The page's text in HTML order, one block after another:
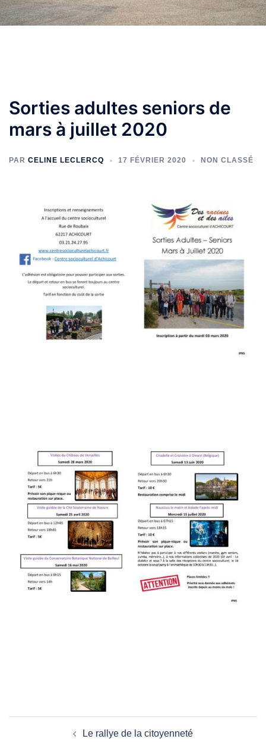
Sorties adultes seniors de
mars à juillet 2020
PAR CELINE LECLERCQ 17 FÉVRIER 2020 NON CLASSÉ
Le rallye de la citoyenneté